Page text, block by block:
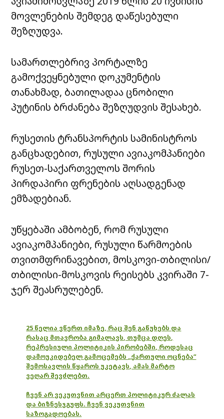
მოვლენების შემდეგ დაწესებული
შეზღუდვა.
სამართლებრივ პორტალზე
გამოქვეყნებული დოკუმენტის
თანახმად, ბათილადაა ცნობილი
პუტინის ბრძანება შეზღუდვის შესახებ.
რუსეთის ტრანსპორტის სამინისტროს
განცხადებით, რუსული ავიაკომპანიები
რუსეთ-საქართველოს შორის
პირდაპირი ფრენების აღსადგენად
ემზადებიან.
უწყებაში ამბობენ, რომ რუსული
ავიაკომპანიები, რუსული წარმოების
თვითმფრინავებით, მოსკოვი-თბილისი/
თბილისი-მოსკოვის რეისებს კვირაში 7-
ჯერ შეასრულებენ.
25 წელია ვწერთ იმაზე, რაც შენ გაწუხებს და
რასაც მთავრობა გიმალავს, თუმცა დღეს,
რეპრესიული პოლიტიკის პირობებში, როდესაც
დამოუკიდებელ გამოცემებს „ქართული ოცნება“
შემოსავლის წყაროს უკეტავს, ამას მარტო
ვეღარ შევძლებთ.
ჩვენ არ ვეკუთვნით არცერთ პოლიტიკურ ძალას
და ბიზნესჯგუფს. ჩვენ ვეკუთვნით
საზოგადოებას.